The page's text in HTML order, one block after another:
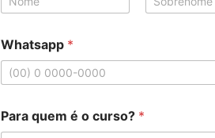
n
o
?
Whatsapp *
Para quem é o curso? *